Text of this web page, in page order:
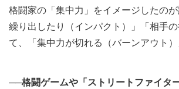
格闘家の「集中力」をイメージしたの
繰り出したり（インパクト）」「相手
て、「集中力が切れる（バーンアウト
──格闘ゲームや「ストリートファイタ